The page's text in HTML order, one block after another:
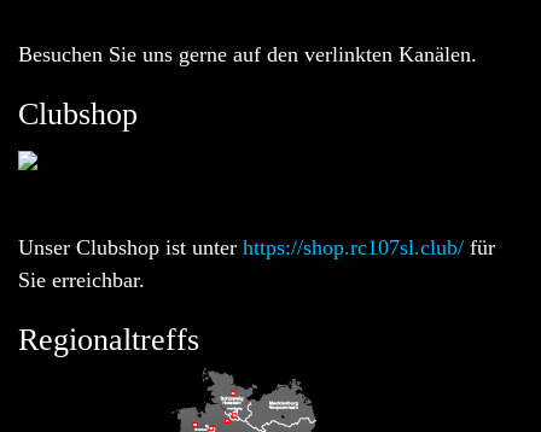
Besuchen Sie uns gerne auf den verlinkten Kanälen.
Clubshop
Unser Clubshop ist unter https://shop.rc107sl.club/ für
Sie erreichbar.
Regionaltreffs